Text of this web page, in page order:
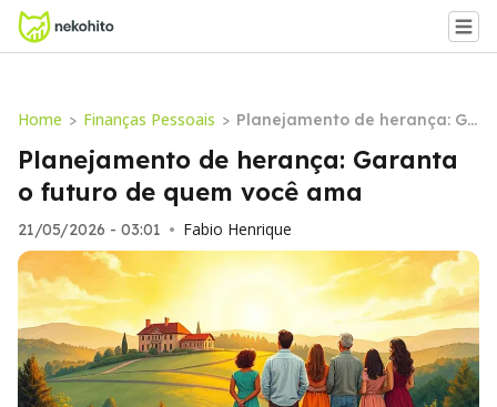
Home > Finanças Pessoais > Planejamento de herança: Ga
ranta o futuro de quem você
ama
Planejamento de herança: Garanta
o futuro de quem você ama
21/05/2026 - 03:01 • Fabio Henrique